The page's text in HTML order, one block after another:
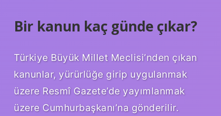
Bir kanun kaç günde çıkar?
Türkiye Büyük Millet Meclisi’nden çıkan
kanunlar, yürürlüğe girip uygulanmak
üzere Resmî Gazete’de yayımlanmak
üzere Cumhurbaşkanı’na gönderilir.